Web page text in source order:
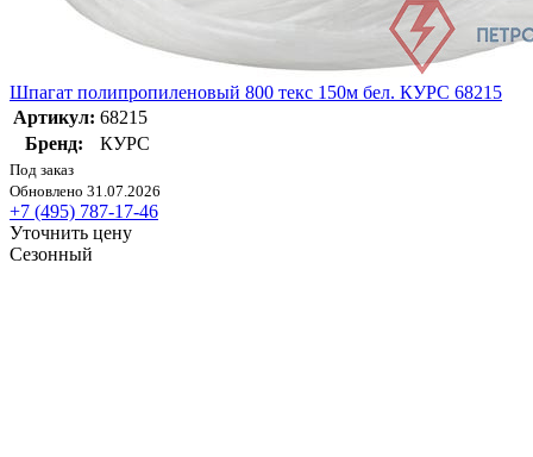
Шпагат полипропиленовый 800 текс 150м бел. КУРС 68215
Артикул: 68215
Бренд:
КУРС
Под заказ
Обновлено 31.07.2026
+7 (495) 787-17-46
Уточнить цену
Сезонный